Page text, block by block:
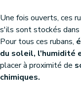
Une fois ouverts, ces
s'ils sont stockés
Pour tous ces rubans,
du soleil, l'humidité
placer à proximité de
chimiques.